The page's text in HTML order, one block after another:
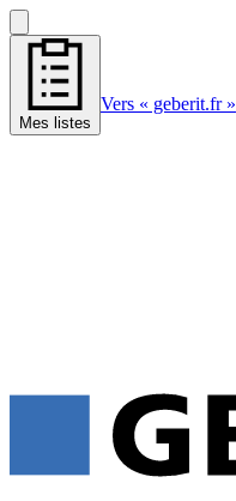
Mes listes
Vers « geberit.fr »